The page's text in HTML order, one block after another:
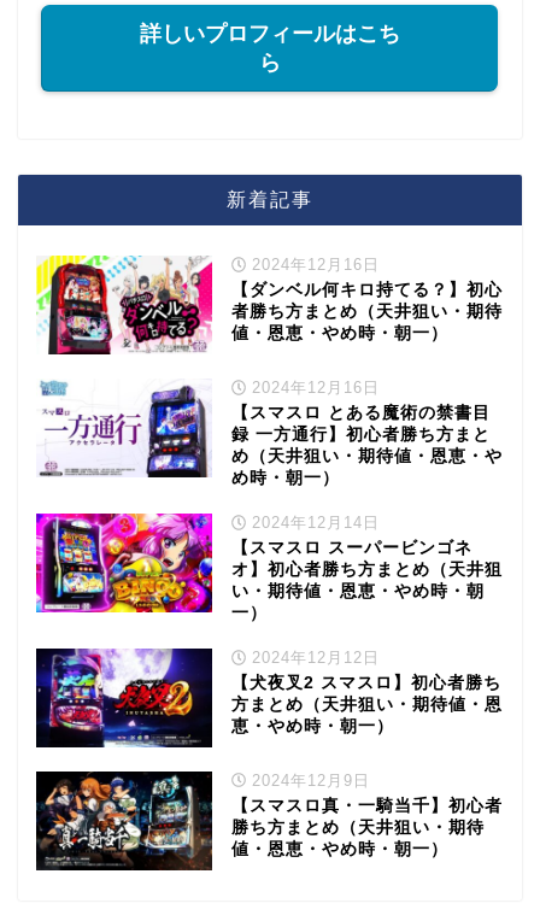
詳しいプロフィールはこち
ら
新着記事
2024年12月16日
【ダンベル何キロ持てる？】初心
者勝ち方まとめ（天井狙い・期待
値・恩恵・やめ時・朝一）
2024年12月16日
【スマスロ とある魔術の禁書目
録 一方通行】初心者勝ち方まと
め（天井狙い・期待値・恩恵・や
め時・朝一）
2024年12月14日
【スマスロ スーパービンゴネ
オ】初心者勝ち方まとめ（天井狙
い・期待値・恩恵・やめ時・朝
一）
2024年12月12日
【犬夜叉2 スマスロ】初心者勝ち
方まとめ（天井狙い・期待値・恩
恵・やめ時・朝一）
2024年12月9日
【スマスロ真・一騎当千】初心者
勝ち方まとめ（天井狙い・期待
値・恩恵・やめ時・朝一）